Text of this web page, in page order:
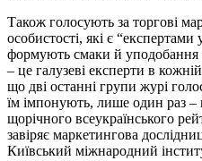
Також голосують за торгові
особистості, які є “експертами
формують смаки й уподобання
– це галузеві експерти в
що дві останні групи журі
їм імпонують, лише один раз –
щорічного всеукраїнського
завіряє маркетингова
Київський міжнародний